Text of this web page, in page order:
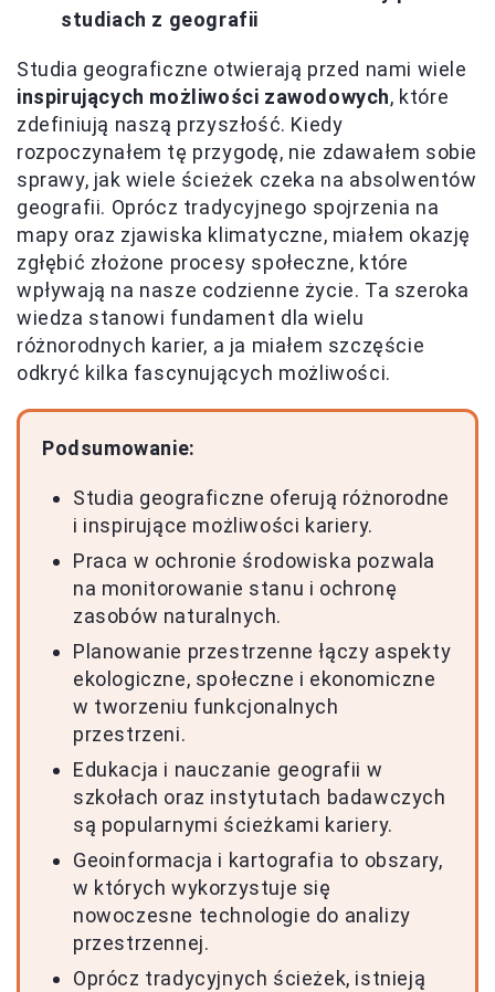
studiach z geografii
Studia geograficzne otwierają przed nami wiele
inspirujących możliwości zawodowych, które
zdefiniują naszą przyszłość. Kiedy
rozpoczynałem tę przygodę, nie zdawałem sobie
sprawy, jak wiele ścieżek czeka na absolwentów
geografii. Oprócz tradycyjnego spojrzenia na
mapy oraz zjawiska klimatyczne, miałem okazję
zgłębić złożone procesy społeczne, które
wpływają na nasze codzienne życie. Ta szeroka
wiedza stanowi fundament dla wielu
różnorodnych karier, a ja miałem szczęście
odkryć kilka fascynujących możliwości.
Podsumowanie:
Studia geograficzne oferują różnorodne
i inspirujące możliwości kariery.
Praca w ochronie środowiska pozwala
na monitorowanie stanu i ochronę
zasobów naturalnych.
Planowanie przestrzenne łączy aspekty
ekologiczne, społeczne i ekonomiczne
w tworzeniu funkcjonalnych
przestrzeni.
Edukacja i nauczanie geografii w
szkołach oraz instytutach badawczych
są popularnymi ścieżkami kariery.
Geoinformacja i kartografia to obszary,
w których wykorzystuje się
nowoczesne technologie do analizy
przestrzennej.
Oprócz tradycyjnych ścieżek, istnieją